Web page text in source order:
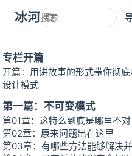
冰河技术
专栏开篇
开篇：用讲故事的形式带你彻
设计模式
第一篇：不可变模式
第01章：这特么到底是哪里不对
第02章：原来问题出在这里
第03章：有哪些方法能够解决